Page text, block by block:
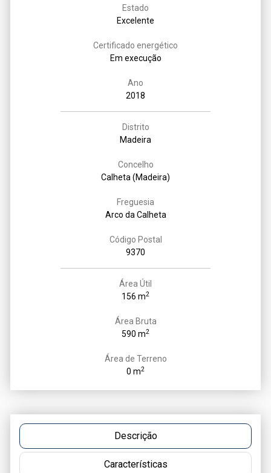
Estado
Excelente
Certificado energético
Em execução
Ano
2018
Distrito
Madeira
Concelho
Calheta (Madeira)
Freguesia
Arco da Calheta
Código Postal
9370
Área Útil
156 m2
Área Bruta
590 m2
Área de Terreno
0 m2
Descrição
Características